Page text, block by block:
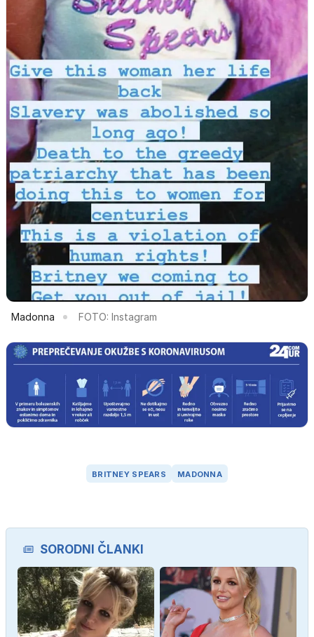
Madonna FOTO: Instagram
BRITNEY SPEARS MADONNA
SORODNI ČLANKI